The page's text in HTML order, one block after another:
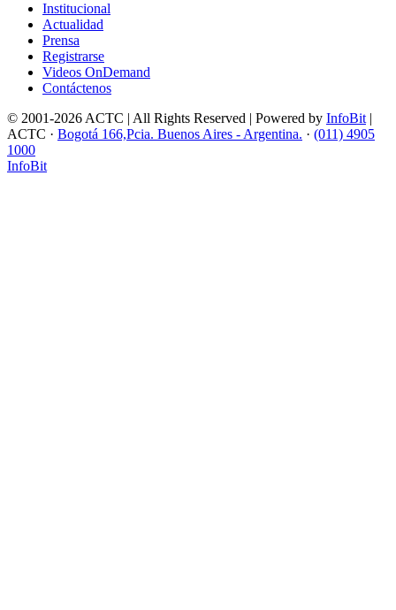
Institucional
Actualidad
Prensa
Registrarse
Videos OnDemand
Contáctenos
© 2001-2026 ACTC | All Rights Reserved | Powered by InfoBit|
ACTC · Bogotá 166,Pcia. Buenos Aires - Argentina. · (011) 4905
1000
InfoBit